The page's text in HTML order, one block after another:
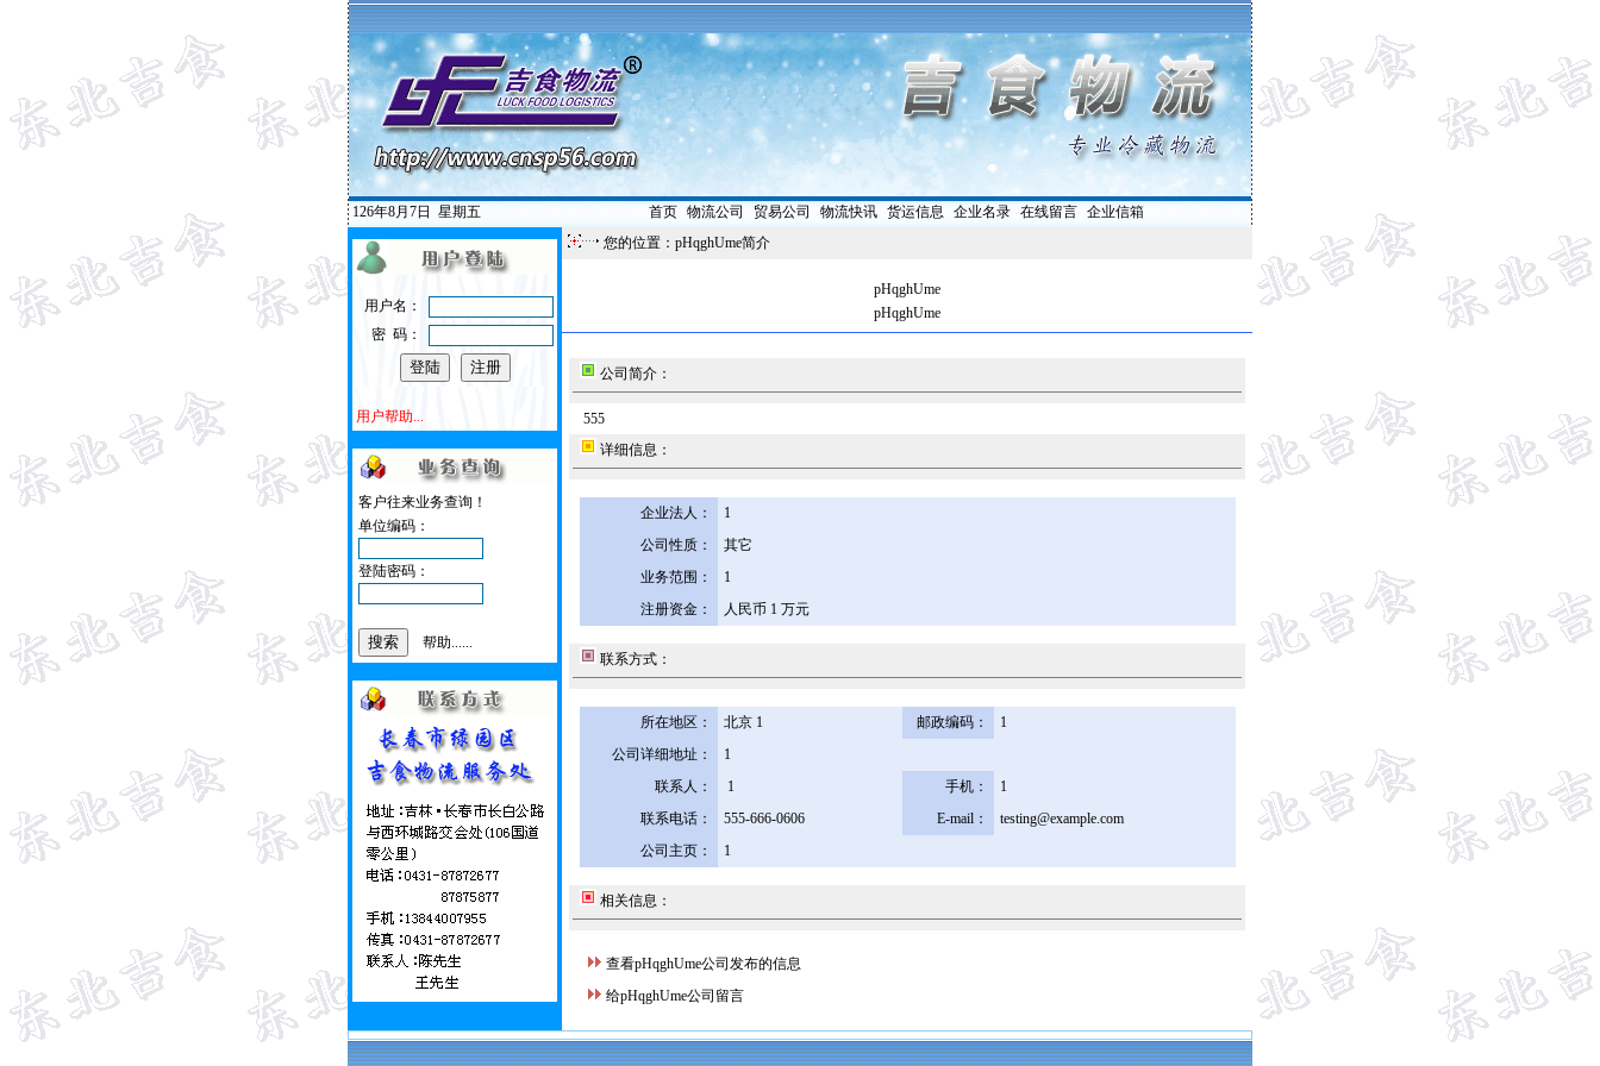
126年8月7日 星期五 首页| 物流公司 贸易公司 物流快讯| 货运信息 企业名录| 在线留言| 企业信箱
用户名：
密 码：
用户帮助...
客户往来业务查询！
单位编码：
登陆密码：
帮助......
您的位置：pHqghUme简介
pHqghUme
pHqghUme
公司简介：
555
详细信息：
企业法人：
1
公司性质：
其它
业务范围：
1
注册资金：
人民币 1 万元
联系方式：
所在地区： 北京 1 邮政编码：
1
公司详细地址：
1
联系人：
1 手机：
1
联系电话：
555-666-0606 E-mail：
testing@example.com
公司主页：
1
相关信息：
查看pHqghUme公司发布的信息
给pHqghUme公司留言